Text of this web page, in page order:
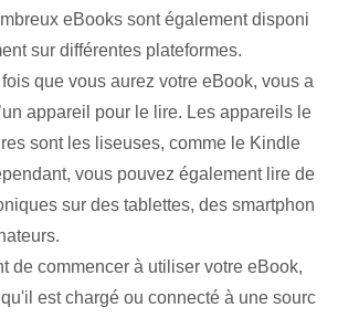
eBooks sont également disponi
sur différentes plateformes.
que vous aurez votre eBook, vous a
appareil pour le lire. Les appareils le
sont les liseuses, comme le Kindle
vous pouvez également lire de
sur des tablettes, des smartphon
de commencer à utiliser votre eBook,
est chargé ou connecté à une sourc